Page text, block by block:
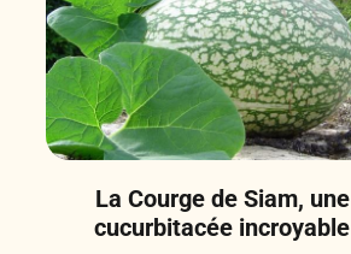
La Courge de Siam, une
cucurbitacée incroyable